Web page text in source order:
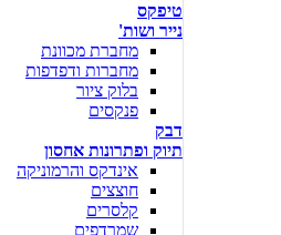
טיפקס
נייר ושות'
מחברת מכוונת
מחברות ודפדפות
בלוק ציור
פנקסים
דבק
תיוק ופתרונות אחסון
אינדקס והרמוניקה
חוצצים
קלסרים
שמרדפים